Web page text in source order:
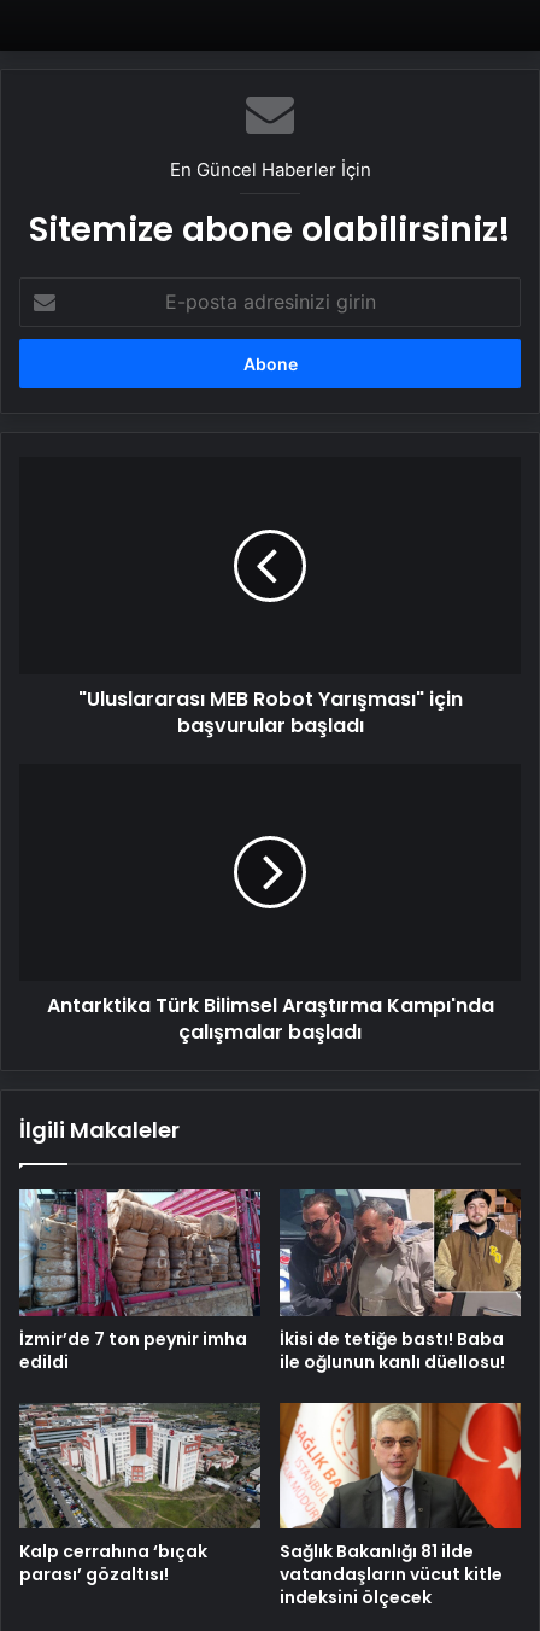
En Güncel Haberler İçin
Sitemize abone olabilirsiniz!
posta
adresinizi
"Uluslararası MEB Robot Yarışması" için
başvurular başladı
Antarktika Türk Bilimsel Araştırma Kampı'nda
çalışmalar başladı
İlgili Makaleler
İzmir’de 7 ton peynir imha
edildi
İkisi de tetiğe bastı! Baba
ile oğlunun kanlı düellosu!
Kalp cerrahına ‘bıçak
parası’ gözaltısı!
Sağlık Bakanlığı 81 ilde
vatandaşların vücut kitle
indeksini ölçecek